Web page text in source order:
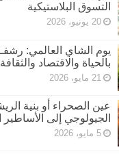
التسوق البلاستيكية
20 يونيو، 2026
يوم الشاي العالمي:
بالحياة والاقتصاد والثقافة
21 مايو، 2026
عين الصحراء أو بنية
الجيولوجي إلى الأساطير
5 مايو، 2026